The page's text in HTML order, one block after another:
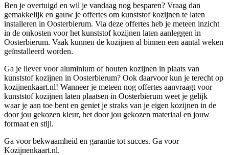
Ben je overtuigd en wil je vandaag nog besparen? Vraag dan
gemakkelijk en gauw je offertes om kunststof kozijnen te laten
installeren in Oosterbierum. Via deze offertes heb je meteen inzicht
in de onkosten voor het kunststof kozijnen laten aanleggen in
Oosterbierum. Vaak kunnen de kozijnen al binnen een aantal weken
geïnstalleerd worden.
Ga je liever voor aluminium of houten kozijnen in plaats van
kunststof kozijnen in Oosterbierum? Ook daarvoor kun je terecht op
kozijnenkaart.nl! Wanneer je meteen nog offertes aanvraagt voor
kunststof kozijnen laten plaatsen in Oosterbierum weet je gelijk
waar je aan toe bent en geniet je straks van je eigen kozijnen in de
door jou gekozen kleur, het door jou gekozen materiaal en jouw
formaat en stijl.
Ga voor bekwaamheid en garantie tot succes. Ga voor
Kozijnenkaart.nl.